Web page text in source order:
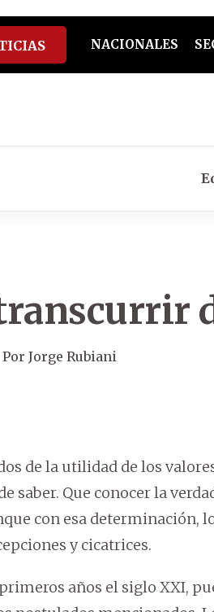
NACIONALES
Por Jorge Rubiani
de la utilidad de los
saber. Que conocer la
con esa determinación,
y cicatrices.
años el siglo XXI,